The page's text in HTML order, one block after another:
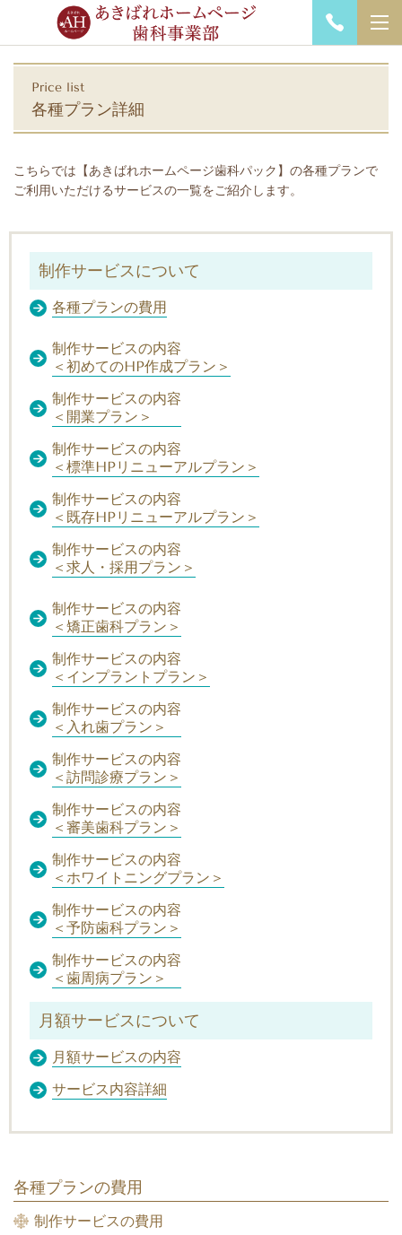
Price list
各種プラン詳細
こちらでは 【あきばれホームページ歯科パック】の各種プランで
ご利用いただけるサービスの一覧をご紹介します。
制作サービスについて
各種プランの費用
制作サービスの内容
＜初めてのHP作成プラン＞
制作サービスの内容
＜開業プラン＞
制作サービスの内容
＜標準HPリニューアルプラン＞
制作サービスの内容
＜既存HPリニューアルプラン＞
制作サービスの内容
＜求人・採用プラン＞
制作サービスの内容
＜矯正歯科プラン＞
制作サービスの内容
＜インプラントプラン＞
制作サービスの内容
＜入れ歯プラン＞
制作サービスの内容
＜訪問診療プラン＞
制作サービスの内容
＜審美歯科プラン＞
制作サービスの内容
＜ホワイトニングプラン＞
制作サービスの内容
＜予防歯科プラン＞
制作サービスの内容
＜歯周病プラン＞
月額サービスについて
月額サービスの内容
サービス内容詳細
各種プランの費用
制作サービスの費用